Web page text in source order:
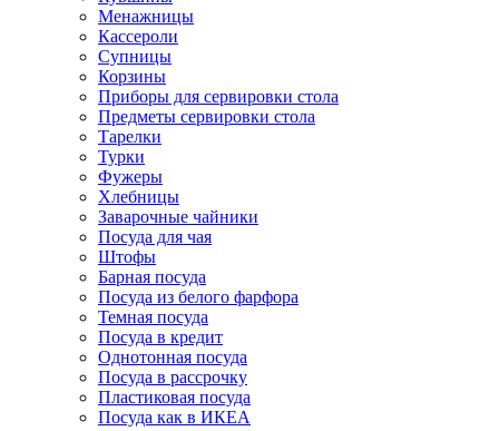
Менажницы
Кассероли
Супницы
Корзины
Приборы для сервировки стола
Предметы сервировки стола
Тарелки
Турки
Фужеры
Хлебницы
Заварочные чайники
Посуда для чая
Штофы
Барная посуда
Посуда из белого фарфора
Темная посуда
Посуда в кредит
Однотонная посуда
Посуда в рассрочку
Пластиковая посуда
Посуда как в ИКЕА